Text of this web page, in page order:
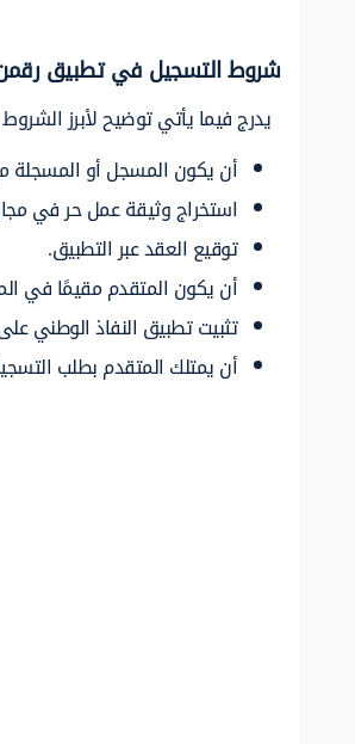
شروط التسجيل في تطبيق
يدرج فيما يأتي توضيح لأبرز
أن يكون المسجل أو المسجلة
استخراج وثيقة عمل حر في
توقيع العقد عبر التطبيق.
أن يكون المتقدم مقيمًا في
تثبيت تطبيق النفاذ الوطني
أن يمتلك المتقدم بطلب